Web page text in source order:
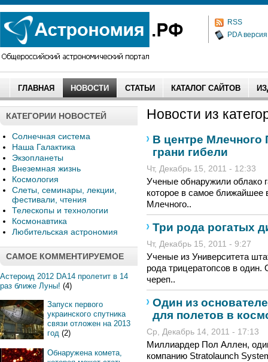
RSS
PDA версия
ГЛАВНАЯ НОВОСТИ СТАТЬИ КАТАЛОГ САЙТОВ
КАТЕГОРИИ НОВОСТЕЙ
Солнечная система
Наша Галактика
Экзопланеты
Внеземная жизнь
Космология
Слеты, семинары, лекции,
фестивали, чтения
Телескопы и технологии
Космонавтика
Любительская астрономия
САМОЕ КОММЕНТИРУЕМОЕ
Астероид 2012 DA14 пролетит в 14
раз ближе Луны! (4)
Запуск первого
украинского спутника
связи отложен на 2013
год (2)
Обнаружена комета,
Новости из
В центре Млечного
грани гибели
Чт, Декабрь 15, 2011 - 12:33
Ученые обнаружили облако
которое в самое ближайшее
Млечного..
Три рода рогатых
Чт, Декабрь 15, 2011 - 9:27
Ученые из Университета
рода трицератопсов в
череп..
Один из
для полетов в
Ср, Декабрь 14, 2011 - 17:13
Миллиардер Пол Аллен,
компанию Stratolaunch